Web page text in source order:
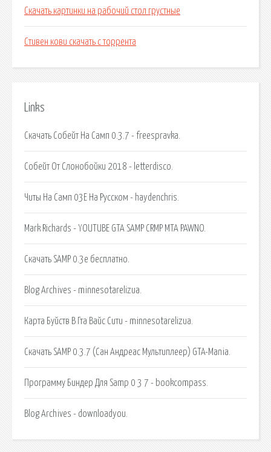
Скачать картинки на рабочий стол грустные
Стивен кови скачать с торрента
Links
Скачать Собейт На Самп 0.3.7 - freespravka.
Собейт От Слонобойки 2018 - letterdisco.
Читы На Самп 03Е На Русском - haydenchris.
Mark Richards - YOUTUBE GTA SAMP CRMP MTA PAWNO.
Скачать SAMP 0.3e бесплатно.
Blog Archives - minnesotarelizua.
Карта Буйств В Гта Вайс Сити - minnesotarelizua.
Скачать SAMP 0.3.7 (Сан Андреас Мультиплеер) GTA-Mania.
Программу Биндер Для Samp 0 3 7 - bookcompass.
Blog Archives - downloadyou.